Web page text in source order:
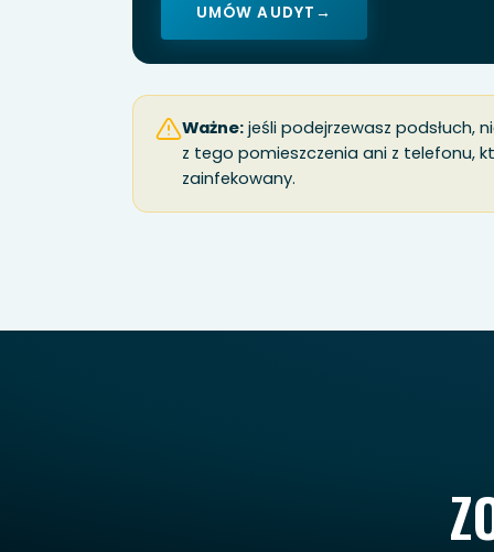
UMÓW AUDYT →
Ważne: jeśli podejrzewasz podsłuch,
z tego pomieszczenia ani z telefonu,
zainfekowany.